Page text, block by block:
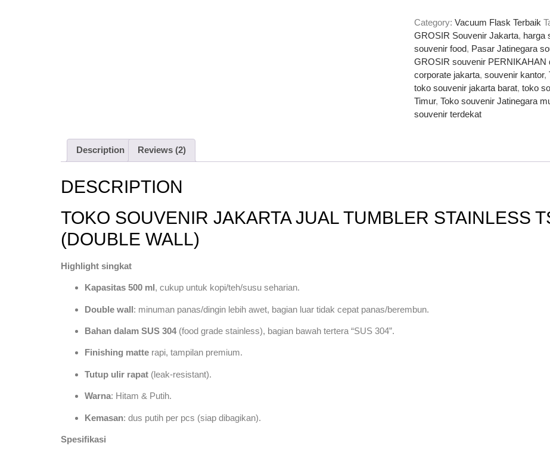
Category: Vacuum Flask Terbaik
GROSIR Souvenir Jakarta, harga
souvenir food, Pasar Jatinegara
GROSIR souvenir PERNIKAHAN
corporate jakarta, souvenir kantor,
toko souvenir jakarta barat, toko
Timur, Toko souvenir Jatinegara
souvenir terdekat
Description Reviews (2)
DESCRIPTION
TOKO SOUVENIR JAKARTA JUAL TUMBLER STAINLESS
(DOUBLE WALL)
Highlight singkat
Kapasitas 500 ml, cukup untuk kopi/teh/susu seharian.
Double wall: minuman panas/dingin lebih awet, bagian luar tidak cepat panas/berembun.
Bahan dalam SUS 304(food grade stainless), bagian bawah tertera “SUS 304”.
Finishing matte rapi, tampilan premium.
Tutup ulir rapat (leak-resistant).
Warna: Hitam & Putih.
Kemasan: dus putih per pcs (siap dibagikan).
Spesifikasi